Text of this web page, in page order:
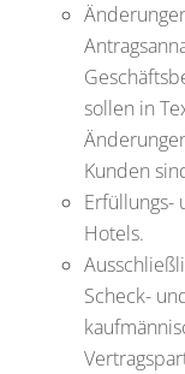
sollen in
Kunden
Erfüllungs-
Hotels.
Scheck-